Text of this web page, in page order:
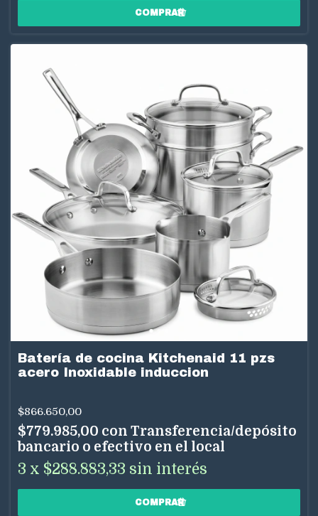
Batería de cocina Kitchenaid 11 pzs
acero Inoxidable induccion
$866.650,00
$779.985,00 con Transferencia/depósito
bancario o efectivo en el local
3 x $288.883,33 sin interés